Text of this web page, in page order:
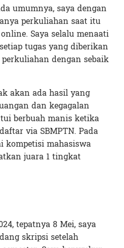
umumnya, saya dengan
perkuliahan saat itu
Saya selalu menaati
tugas yang diberikan
dengan sebaik
akan ada hasil yang
dan kegagalan
berbuah manis ketika
via SBMPTN. Pada
kompetisi mahasiswa
juara 1 tingkat
tepatnya 8 Mei, saya
skripsi setelah